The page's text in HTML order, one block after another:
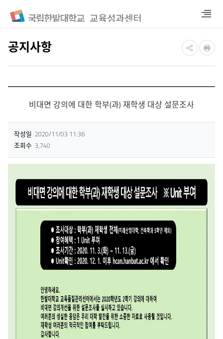
공지사항
비대면 강의에 대한 학부(과) 재학생 대상 설문조사
작성일 2020/11/03 11:36
조회수 3,740